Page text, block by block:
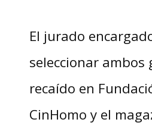
El jurado
seleccionar ambos
recaído en
CinHomo y el